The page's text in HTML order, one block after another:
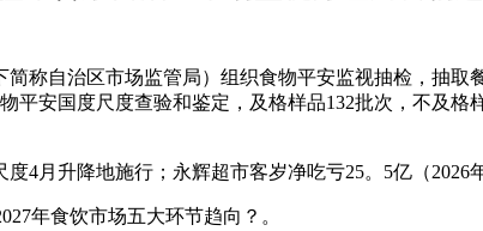
自治区市场监管局）组织食物平安监视抽检，抽取
平安国度尺度查验和鉴定，及格样品132批次，不及
升降地施行；永辉超市客岁净吃亏25。5亿（2026年
年食饮市场五大环节趋向？。